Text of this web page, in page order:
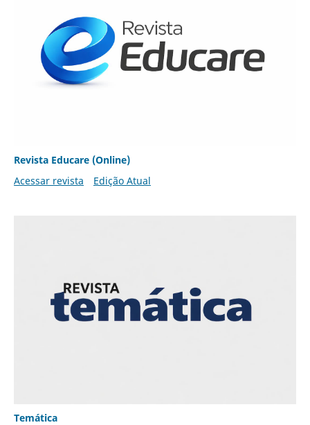
Revista Educare (Online)
Acessar revista
Edição Atual
Temática